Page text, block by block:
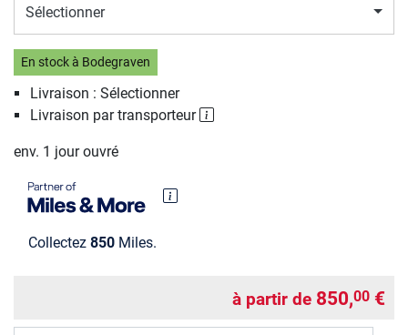
Sélectionner
En stock à Bodegraven
Livraison : Sélectionner
Livraison par transporteur
env. 1 jour ouvré
Collectez 850 Miles.
à partir de 850,00 €